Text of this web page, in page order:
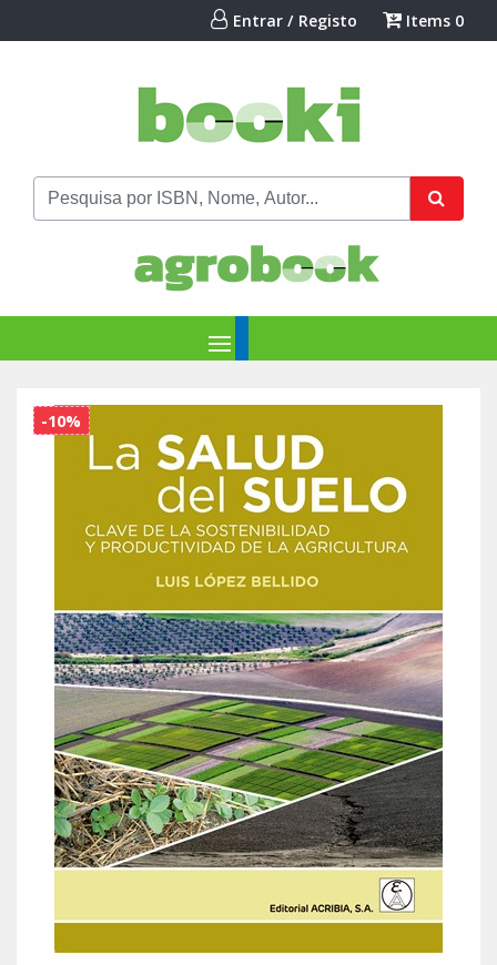
Entrar / Registo Items 0
-10%